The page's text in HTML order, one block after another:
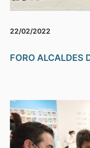
22/02/2022
FORO ALCALDES